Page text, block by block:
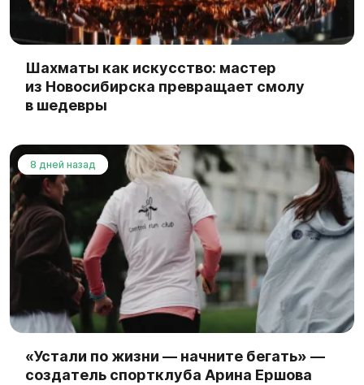
Шахматы как искусство: мастер
из Новосибирска превращает смолу
в шедевры
8 дней назад
«Устали по жизни — начните бегать» —
создатель спортклуба Арина Ершова